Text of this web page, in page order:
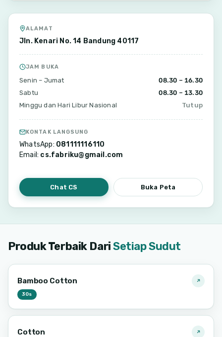
ALAMAT
Jln. Kenari No. 14 Bandung 40117
JAM BUKA
Senin – Jumat
08.30 – 16.30
Sabtu
08.30 – 13.30
Minggu dan Hari Libur Nasional
Tutup
KONTAK LANGSUNG
WhatsApp: 081111116110
Email: cs.fabriku@gmail.com
Chat CS Buka Peta
Produk Terbaik DariSetiap Sudut
Bamboo Cotton
30s
Cotton